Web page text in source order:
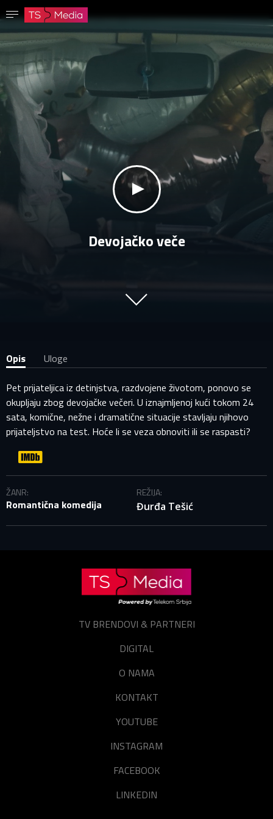
PRIJAVITE SE NA SVOJ PROFIL
EMAIL ADRESA VEĆ POSTOJI
Vaša adresa e-pošte već postoji u našoj bazi podataka.
Prijavite se
Zaboravili ste lozinku?
Potvrdi lozinku
Lozinka mora imati najmanje 8 znakova, jedno veliko slovo i jedan broj.
Sačuvaj lozinku
Idi na početnu stranicu
Prijavite se
klikni za zvuk
Devojačko veče
Opis
Uloge
Pet prijateljica iz detinjstva, razdvojene životom, ponovo se
okupljaju zbog devojačke večeri. U iznajmljenoj kući tokom 24
sata, komične, nežne i dramatične situacije stavljaju njihovo
prijateljstvo na test. Hoće li se veza obnoviti ili se raspasti?
ŽANR:
Romantična komedija
REŽIJA:
Đurđa Tešić
TV BRENDOVI & PARTNERI
DIGITAL
O NAMA
KONTAKT
YOUTUBE
INSTAGRAM
FACEBOOK
LINKEDIN